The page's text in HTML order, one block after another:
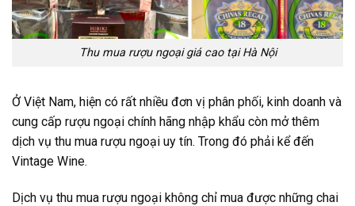
Thu mua rượu ngoại giá cao tại Hà Nội
Ở Việt Nam, hiện có rất nhiều đơn vị phân phối, kinh doanh và
cung cấp rượu ngoại chính hãng nhập khẩu còn mở thêm
dịch vụ thu mua rượu ngoại uy tín. Trong đó phải kể đến
Vintage Wine.
Dịch vụ thu mua rượu ngoại không chỉ mua được những chai